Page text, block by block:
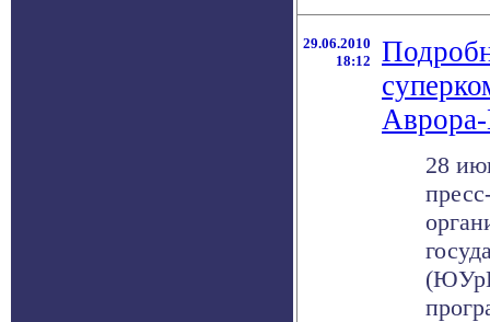
29.06.2010
18:12
28